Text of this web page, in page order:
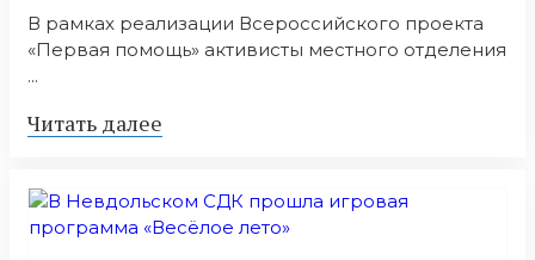
В рамках реализации Всероссийского проекта
«Первая помощь» активисты местного отделения
...
Читать далее